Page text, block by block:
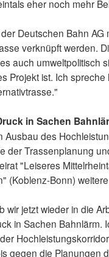
eher noch mehr
Deutschen Bahn
verknüpft werden.
auch umweltpolitisch
Projekt ist. Ich
in Sachen
Ausbau des
der Trassenplanung
"Leiseres
(Koblenz-Bonn)
wir jetzt wieder in die
in Sachen Bahnlärm.
gegen die Planungen